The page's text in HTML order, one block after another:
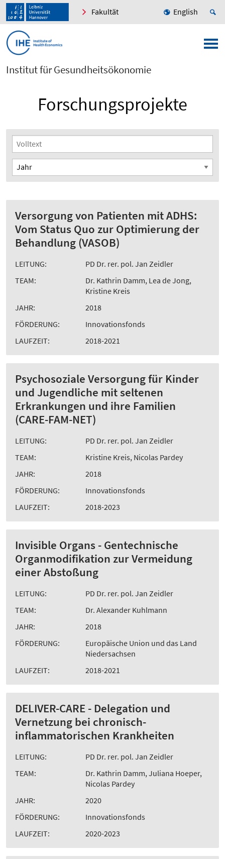
Fakultät English
Institut für Gesundheitsökonomie
Forschungsprojekte
Versorgung von Patienten mit ADHS:
Vom Status Quo zur Optimierung der
Behandlung (VASOB)
LEITUNG:
PD Dr. rer. pol. Jan Zeidler
TEAM:
Dr. Kathrin Damm, Lea de Jong,
Kristine Kreis
JAHR:
2018
FÖRDERUNG:
Innovationsfonds
LAUFZEIT:
2018-2021
Psychosoziale Versorgung für Kinder
und Jugendliche mit seltenen
Erkrankungen und ihre Familien
(CARE-FAM-NET)
LEITUNG:
PD Dr. rer. pol. Jan Zeidler
TEAM:
Kristine Kreis, Nicolas Pardey
JAHR:
2018
FÖRDERUNG:
Innovationsfonds
LAUFZEIT:
2018-2023
Invisible Organs - Gentechnische
Organmodifikation zur Vermeidung
einer Abstoßung
LEITUNG:
PD Dr. rer. pol. Jan Zeidler
TEAM:
Dr. Alexander Kuhlmann
JAHR:
2018
FÖRDERUNG:
Europäische Union und das Land
Niedersachsen
LAUFZEIT:
2018-2021
DELIVER-CARE - Delegation und
Vernetzung bei chronisch-
inflammatorischen Krankheiten
LEITUNG:
PD Dr. rer. pol. Jan Zeidler
TEAM:
Dr. Kathrin Damm, Juliana Hoeper,
Nicolas Pardey
JAHR:
2020
FÖRDERUNG:
Innovationsfonds
LAUFZEIT:
2020-2023